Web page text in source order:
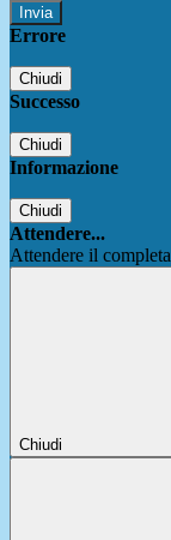
Errore
Chiudi
Successo
Chiudi
Informazione
Chiudi
Attendere...
Attendere il
Chiudi